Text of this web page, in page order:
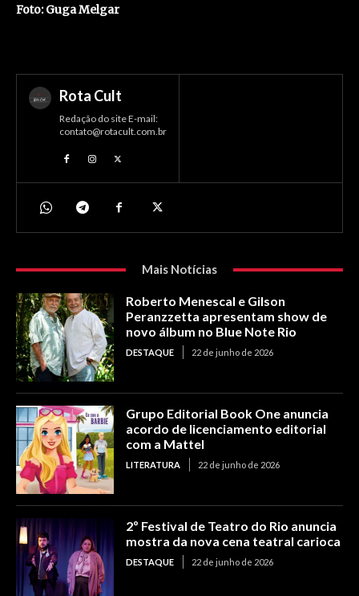
Foto: Guga Melgar
Rota Cult
Redação do site E-mail:
contato@rotacult.com.br
Mais Notícias
Roberto Menescal e Gilson
Peranzzetta apresentam show de
novo álbum no Blue Note Rio
DESTAQUE 22 de junho de 2026
Grupo Editorial Book One anuncia
acordo de licenciamento editorial
com a Mattel
LITERATURA 22 de junho de 2026
2º Festival de Teatro do Rio anuncia
mostra da nova cena teatral carioca
DESTAQUE 22 de junho de 2026